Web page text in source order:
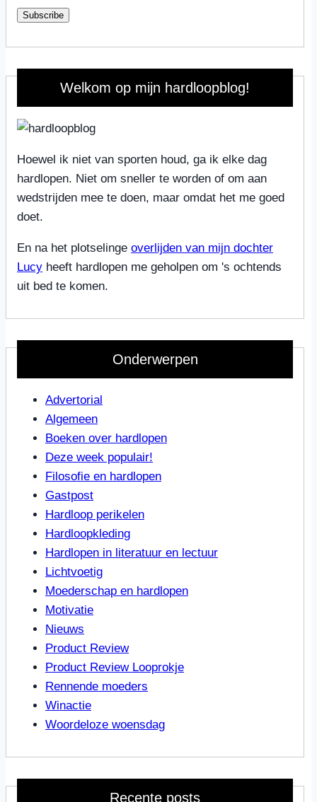
Subscribe
Welkom op mijn hardloopblog!
Hoewel ik niet van sporten houd, ga ik elke dag
hardlopen. Niet om sneller te worden of om aan
wedstrijden mee te doen, maar omdat het me goed
doet.
En na het plotselinge overlijden van mijn dochter
Lucy heeft hardlopen me geholpen om 's ochtends
uit bed te komen.
Onderwerpen
Advertorial
Algemeen
Boeken over hardlopen
Deze week populair!
Filosofie en hardlopen
Gastpost
Hardloop perikelen
Hardloopkleding
Hardlopen in literatuur en lectuur
Lichtvoetig
Moederschap en hardlopen
Motivatie
Nieuws
Product Review
Product Review Looprokje
Rennende moeders
Winactie
Woordeloze woensdag
Recente posts